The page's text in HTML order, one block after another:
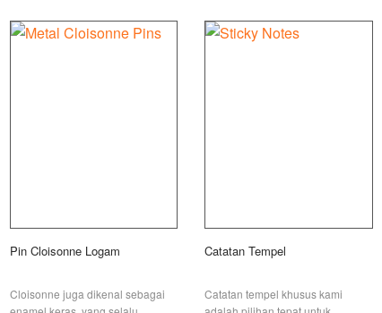
Pin Cloisonne Logam
Cloisonne juga dikenal sebagai
Catatan Tempel
Catatan tempel khusus kami